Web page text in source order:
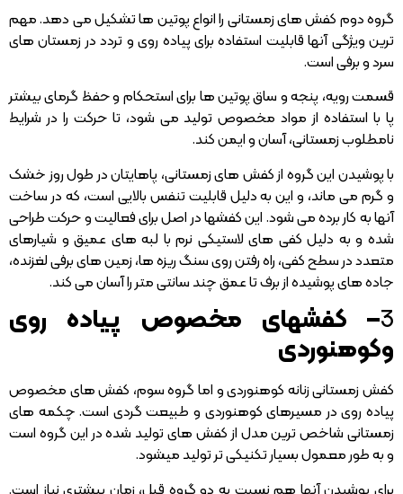
گروه دوم کفش های زمستانی را انواع پوتین ها تشکیل می دهد. مهم
ترین ویژگی آنها قابلیت استفاده برای پیاده روی و تردد در زمستان های
سرد و برفی است.
قسمت رویه، پنجه و ساق پوتین ها برای استحکام و حفظ گرمای بیشتر
پا با استفاده از مواد مخصوص تولید می شود، تا حرکت را در شرایط
نامطلوب زمستانی، آسان و ایمن کند.
با پوشیدن این گروه از کفش های زمستانی، پاهایتان در طول روز خشک
و گرم می ماند، و این به دلیل قابلیت تنفس بالایی است، که در ساخت
آنها به کار برده می شود. این کفشها در اصل برای فعالیت و حرکت طراحی
شده و به دلیل کفی های لاستیکی نرم با لبه های عمیق و شیارهای
متعدد در سطح کفی، راه رفتن روی سنگ ریزه ها، زمین های برفی لغزنده،
جاده های پوشیده از برف تا عمق چند سانتی متر را آسان می کند.
3– کفشهای مخصوص پیاده روی
وکوهنوردی
کفش زمستانی زنانه کوهنوردی و اما گروه سوم، کفش های مخصوص
پیاده روی در مسیرهای کوهنوردی و طبیعت گردی است. چکمه های
زمستانی شاخص ترین مدل از کفش های تولید شده در این گروه است
و به طور معمول بسیار تکنیکی تر تولید میشود.